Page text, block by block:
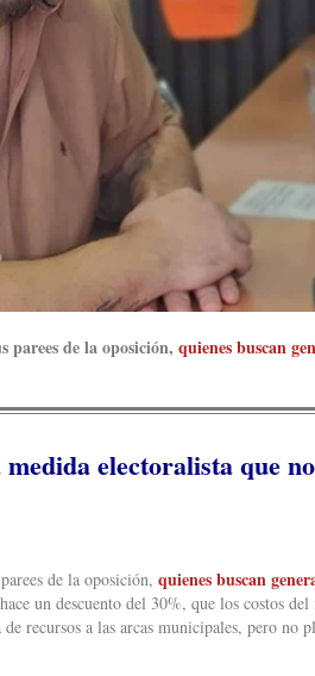
parees de la oposición, quienes buscan
electoralista que
de la oposición, quienes buscan
un descuento del 30%, que los costos del
recursos a las arcas municipales, pero no